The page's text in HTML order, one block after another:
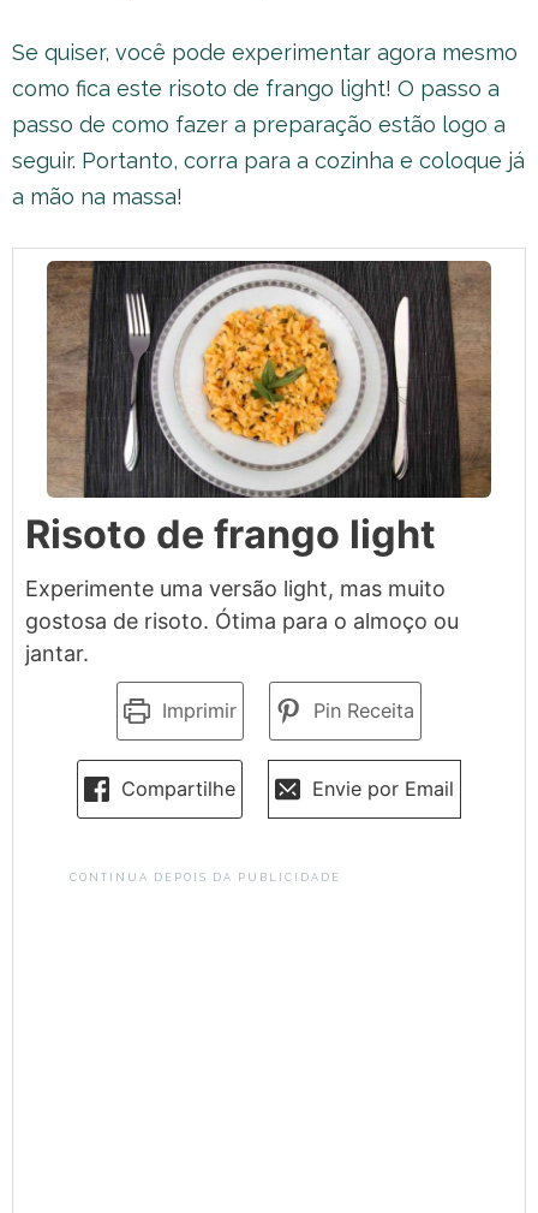
Se quiser, você pode experimentar agora mesmo
como fica este risoto de frango light! O passo a
passo de como fazer a preparação estão logo a
seguir. Portanto, corra para a cozinha e coloque já
a mão na massa!
Risoto de frango light
Experimente uma versão light, mas muito
gostosa de risoto. Ótima para o almoço ou
jantar.
Imprimir Pin Receita
Compartilhe Envie por Email
CONTINUA DEPOIS DA PUBLICIDADE